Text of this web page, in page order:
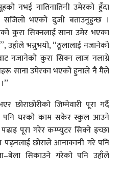
नभई नातिनातिनी उमेरको हुँदा
भएको दुजी बताउनुहुन्छ ।
कुरा सिक्नलाई साना उमेर भएका
उहाँले भन्नुभयो, “ठूलालाई नजानेको
नजानेको कुरा सिक्न लाज नलाग्ने
साना उमेरका भएको हुनाले नै मैले
जिम्मेवारी पूरा गर्दै
पनि घरको काम सकेर स्कुल आउने
पूरा गरेर कम्प्युटर सिक्ने इच्छा
छोराले आनाकानी गरे पनि
सिकाउने गरेको पनि उहाँले